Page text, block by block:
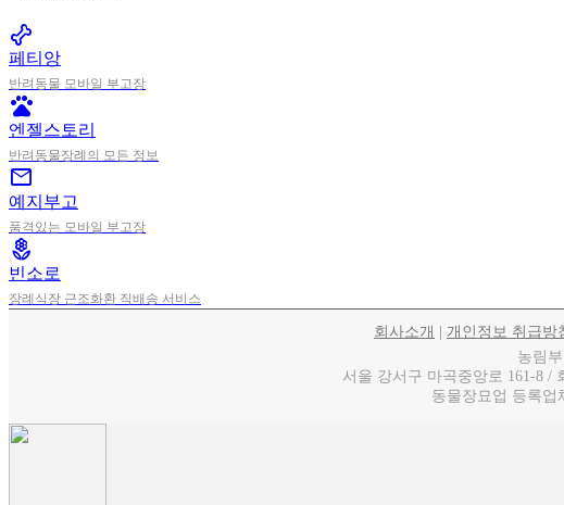
pet_supplies
페티앙
반려동물 모바일 부고장
pets
엔젤스토리
반려동물장례의 모든 정보
mail
예지부고
품격있는 모바일 부고장
local_florist
빈소로
장례식장 근조화환 직배송 서비스
회사소개 개인정보 취급방
농림
서울 강서구 마곡중앙로 161-8 /
동물장묘업 등록업